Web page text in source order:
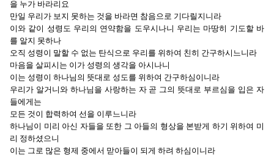
을 누가 바라리요
만일 우리가 보지 못하는 것을 바라면 참음으로 기다릴지니라
이와 같이 성령도 우리의 연약함을 도우시나니 우리는 마땅히 기도할 바
를 알지 못하나
오직 성령이 말할 수 없는 탄식으로 우리를 위하여 친히 간구하시느니라
마음을 살피시는 이가 성령의 생각을 아시나니
이는 성령이 하나님의 뜻대로 성도를 위하여 간구하심이니라
우리가 알거니와 하나님을 사랑하는 자 곧 그의 뜻대로 부르심을 입은 자
들에게는
모든 것이 합력하여 선을 이루느니라
하나님이 미리 아신 자들을 또한 그 아들의 형상을 본받게 하기 위하여 미
리 정하셨으니
이는 그로 많은 형제 중에서 맏아들이 되게 하려 하심이니라